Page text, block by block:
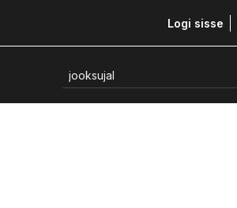
Logi sisse